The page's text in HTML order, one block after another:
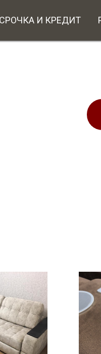
И КРЕДИТ
На